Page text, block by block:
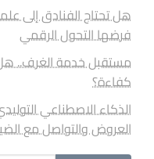
هل تحتاج الفنادق إلى
فرضها التحول الرقمي
مستقبل خدمة الغرف.. هل
كفاءة؟
الذكاء الاصطناعي
العروض والتواصل مع